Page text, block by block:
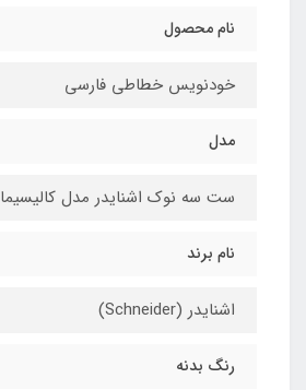
نام محصول
خودنویس خطاطی فارسی
مدل
ست سه نوک اشنایدر مدل کالیسیما
نام برند
اشنایدر (Schneider)
رنگ بدنه